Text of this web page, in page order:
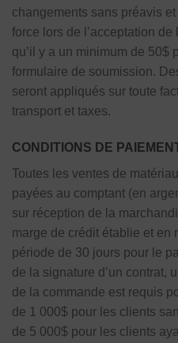
changements sans préavis
force lors de l’acceptation
qu’il y a un minimum de 50$
formulaire de soumission.
seront appliqués sur toute
transport et taxes.
CONDITlONS DE
Toutes les ventes de
payées au comptant (en
sur réception de la
marge de crédit établie et en
période de 30 jours pour le
de la signature d’un contrat,
de la commande est requis
de 1 000$ pour les clients
de 5 000$ pour les clients